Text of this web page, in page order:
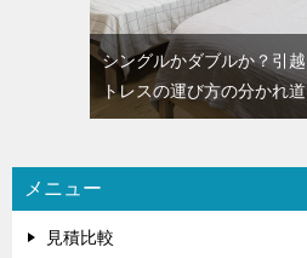
シングルかダブルか？引
トレスの運び方の分かれ道
メニュー
見積比較